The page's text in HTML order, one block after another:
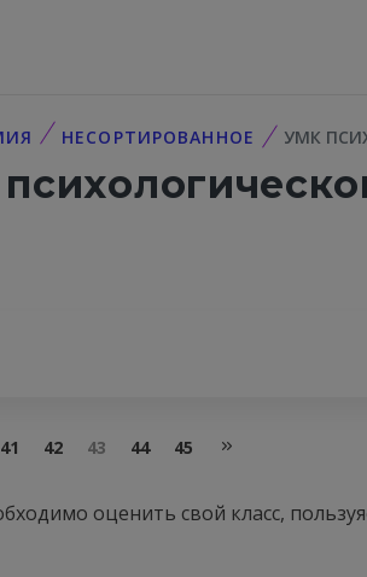
НЕСОРТИРОВАННОЕ УМК
41 42 43 44 45
оценить свой класс,